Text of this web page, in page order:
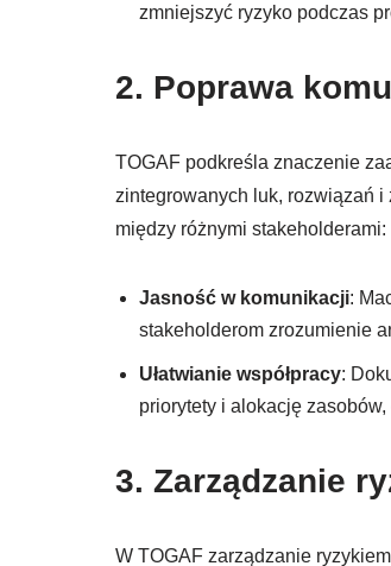
zmniejszyć ryzyko podczas
2. Poprawa
TOGAF podkreśla znaczenie
zintegrowanych luk, rozwiązań i
między różnymi stakeholderami:
Jasność w komunikacji:
stakeholderom zrozumienie
Ułatwianie współpracy:
priorytety i alokację
3. Zarządzanie
W TOGAF zarządzanie